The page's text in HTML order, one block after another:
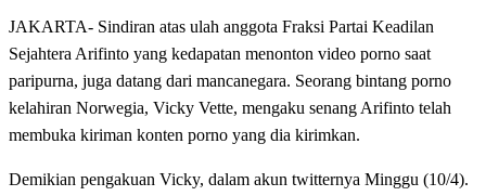
JAKARTA- Sindiran atas ulah anggota Fraksi Partai Keadilan
Sejahtera Arifinto yang kedapatan menonton video porno saat
paripurna, juga datang dari mancanegara. Seorang bintang porno
kelahiran Norwegia, Vicky Vette, mengaku senang Arifinto telah
membuka kiriman konten porno yang dia kirimkan.
Demikian pengakuan Vicky, dalam akun twitternya Minggu (10/4).